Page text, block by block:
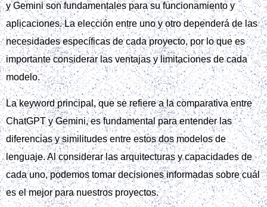
y Gemini son fundamentales para su funcionamiento y
aplicaciones. La elección entre uno y otro dependerá de las
necesidades específicas de cada proyecto, por lo que es
importante considerar las ventajas y limitaciones de cada
modelo.
La keyword principal, que se refiere a la comparativa entre
ChatGPT y Gemini, es fundamental para entender las
diferencias y similitudes entre estos dos modelos de
lenguaje. Al considerar las arquitecturas y capacidades de
cada uno, podemos tomar decisiones informadas sobre cuál
es el mejor para nuestros proyectos.